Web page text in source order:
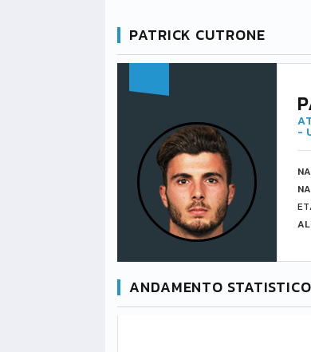
PATRICK CUTRONE
-
ANDAMENTO STATISTICO